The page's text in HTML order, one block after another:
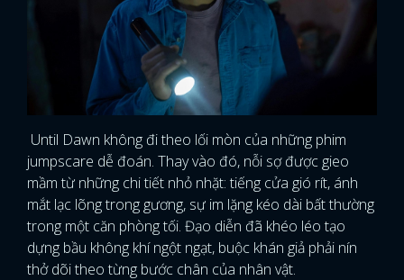
Until Dawn không đi theo lối mòn của những phim
jumpscare dễ đoán. Thay vào đó, nỗi sợ được gieo
mầm từ những chi tiết nhỏ nhặt: tiếng cửa gió rít, ánh
mắt lạc lõng trong gương, sự im lặng kéo dài bất thường
trong một căn phòng tối. Đạo diễn đã khéo léo tạo
dựng bầu không khí ngột ngạt, buộc khán giả phải nín
thở dõi theo từng bước chân của nhân vật.